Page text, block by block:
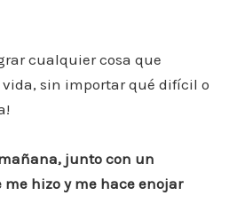
cualquier cosa que
sin importar qué difícil o
junto con un
hizo y me hace enojar